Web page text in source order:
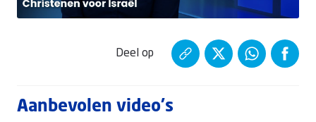
Deel op
Aanbevolen video's